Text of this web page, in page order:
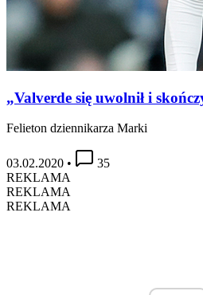
„Valverde się uwolnił i
Felieton dziennikarza Marki
03.02.2020 •
35
REKLAMA
REKLAMA
REKLAMA